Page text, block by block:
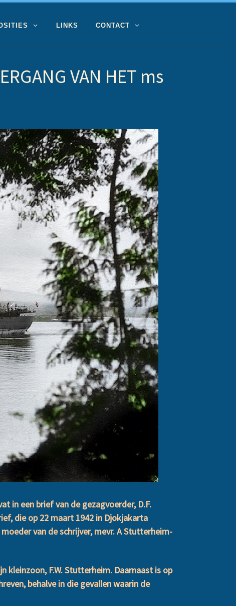
LINKS CONTACT
VAN HET ms
in een brief van de gezagvoerder, D.F.
die op 22 maart 1942 in Djokjakarta
van de schrijver, mevr. A Stutterheim-
kleinzoon, F.W. Stutterheim. Daarnaast is op
behalve in die gevallen waarin de